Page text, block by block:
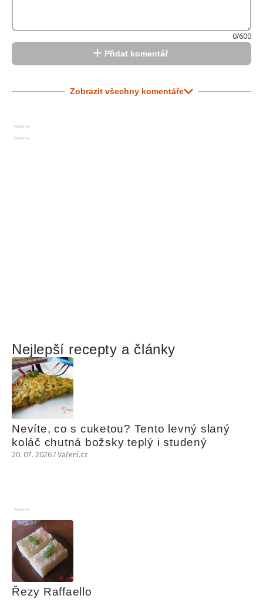
0/600
Přidat komentář
Zobrazit všechny komentáře
Reklama
Reklama
Nejlepší recepty a články
Nevíte, co s cuketou? Tento levný slaný
koláč chutná božsky teplý i studený
20. 07. 2026 / Vaření.cz
Reklama
Řezy Raffaello